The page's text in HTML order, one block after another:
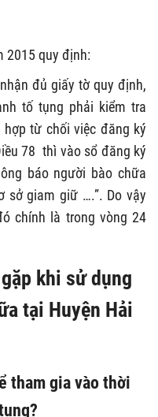
2015 quy định:
đủ giấy tờ quy định,
tố tụng phải kiểm tra
từ chối việc đăng ký
78 thì vào sổ đăng ký
báo người bào chữa
sở giam giữ ….”. Do vậy
chính là trong vòng 24
khi sử dụng
tại Huyện Hải
tham gia vào thời